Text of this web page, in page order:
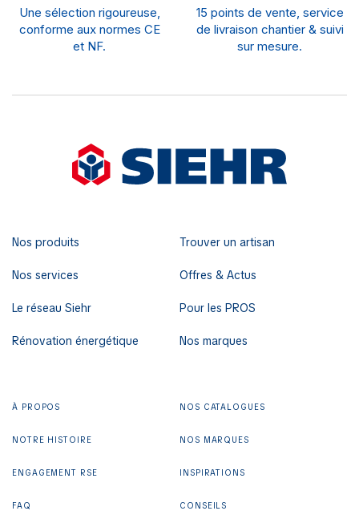
Une sélection rigoureuse,
conforme aux normes CE
et NF.
15 points de vente, service
de livraison chantier & suivi
sur mesure.
Nos produits
Nos services
Le réseau Siehr
Rénovation énergétique
Trouver un artisan
Offres & Actus
Pour les PROS
Nos marques
À PROPOS
NOTRE HISTOIRE
ENGAGEMENT RSE
FAQ
NOS CATALOGUES
NOS MARQUES
INSPIRATIONS
CONSEILS